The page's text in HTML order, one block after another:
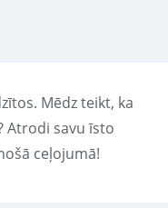
Mēdz teikt, ka
Atrodi savu īsto
ceļojumā!